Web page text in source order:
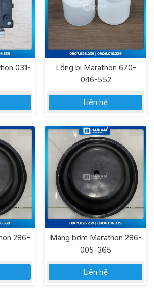
031-
Lồng bi Marathon 670-
046-552
Liên hệ
286-
Màng bơm Marathon 286-
005-365
Liên hệ